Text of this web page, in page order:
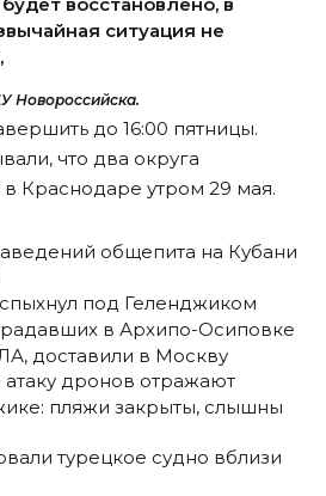
ситуация не
Новороссийска.
до 16:00 пятницы.
, что два округа
в Краснодаре утром 29 мая.
общепита на Кубани
под Геленджиком
в Архипо-Осиповке
доставили в Москву
дронов отражают
пляжи закрыты, слышны
турецкое судно вблизи